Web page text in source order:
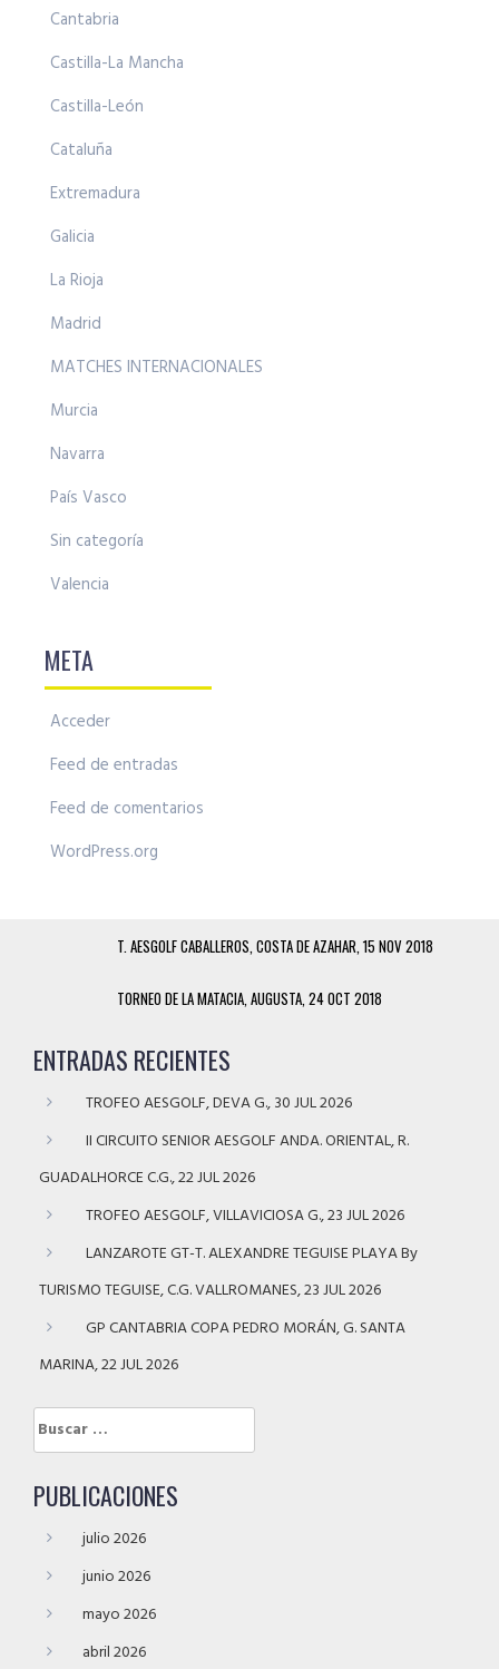
Cantabria
Castilla-La Mancha
Castilla-León
Cataluña
Extremadura
Galicia
La Rioja
Madrid
MATCHES INTERNACIONALES
Murcia
Navarra
País Vasco
Sin categoría
Valencia
META
Acceder
Feed de entradas
Feed de comentarios
WordPress.org
T. AESGOLF CABALLEROS, COSTA DE AZAHAR, 15 NOV 2018
TORNEO DE LA MATACIA, AUGUSTA, 24 OCT 2018
ENTRADAS RECIENTES
TROFEO AESGOLF, DEVA G., 30 JUL 2026
II CIRCUITO SENIOR AESGOLF ANDA. ORIENTAL, R.
GUADALHORCE C.G., 22 JUL 2026
TROFEO AESGOLF, VILLAVICIOSA G., 23 JUL 2026
LANZAROTE GT-T. ALEXANDRE TEGUISE PLAYA By
TURISMO TEGUISE, C.G. VALLROMANES, 23 JUL 2026
GP CANTABRIA COPA PEDRO MORÁN, G. SANTA
MARINA, 22 JUL 2026
Buscar:
PUBLICACIONES
julio 2026
junio 2026
mayo 2026
abril 2026